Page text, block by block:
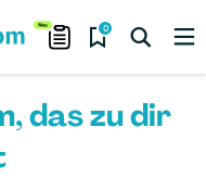
0
das zu dir